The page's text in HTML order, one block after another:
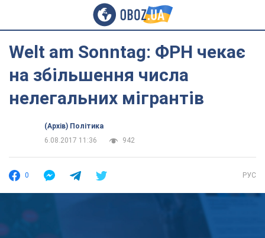
Welt am Sonntag: ФРН чекає
на збільшення числа
нелегальних мігрантів
(Архів) Політика
6.08.2017 11:36
942
0 РУС